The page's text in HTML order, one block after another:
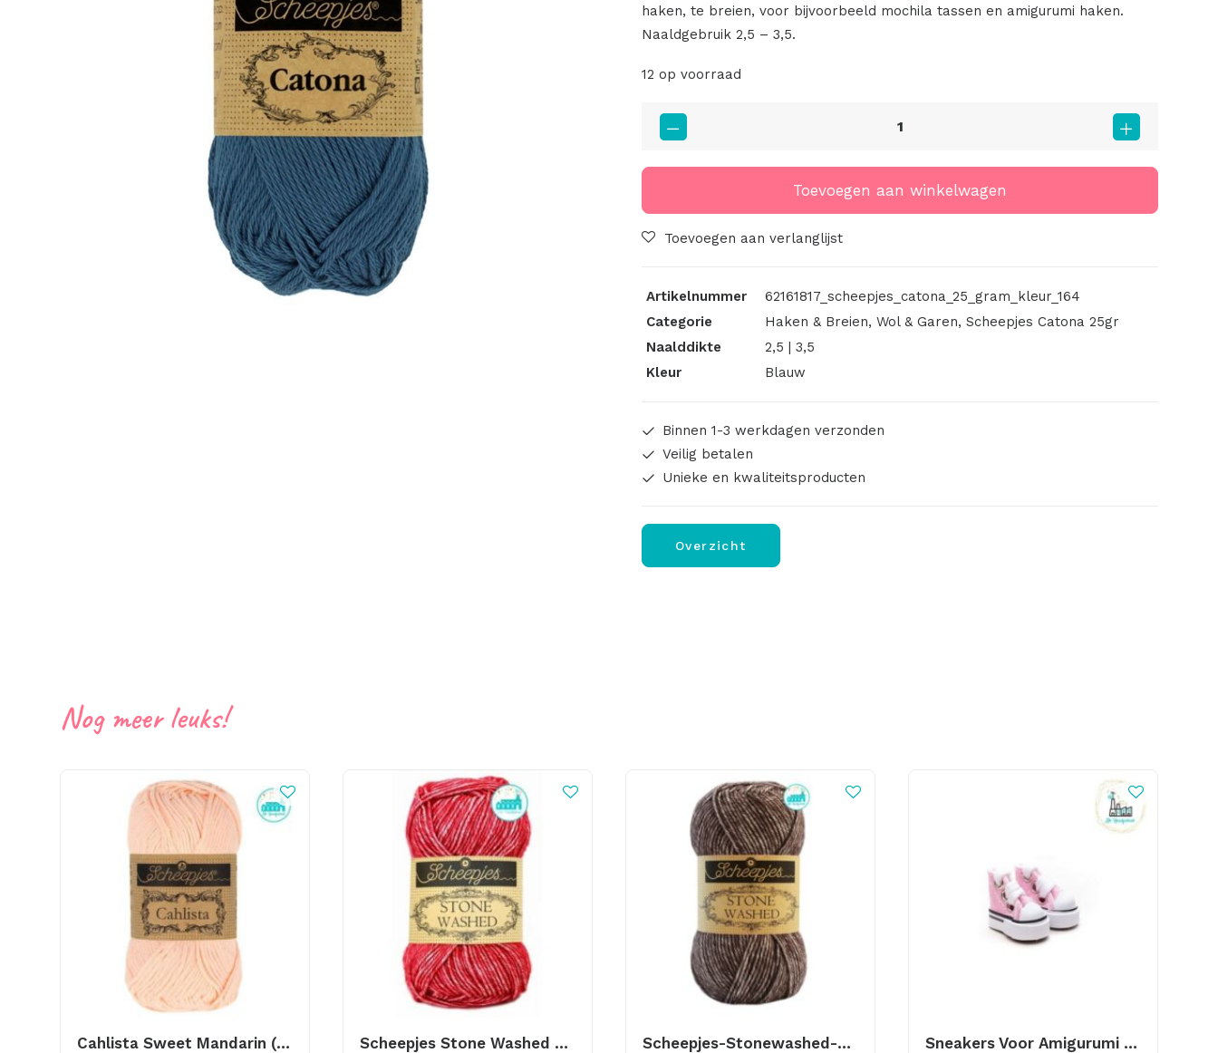
haken, te breien, voor bijvoorbeeld mochila tassen en amigurumi haken.
Naaldgebruik 2,5 – 3,5.
12 op voorraad
Scheepjes
Catona
Kleur
164
Toevoegen aan winkelwagen
Toevoegen aan verlanglijst
Artikelnummer
62161817_scheepjes_catona_25_gram_kleur_164
Categorie
Haken & Breien, Wol & Garen, Scheepjes Catona 25gr
Naalddikte
2,5 | 3,5
Kleur
Blauw
Binnen 1-3 werkdagen verzonden
Veilig betalen
Unieke en kwaliteitsproducten
Overzicht
Nog meer leuks!
Cahlista Sweet Mandarin (523) Scheepjes Stone Washed – 807 -Red Jasper Scheepjes-Stonewashed-829 Obsidian Sneakers Voor Amigurumi Poppetjes Roze